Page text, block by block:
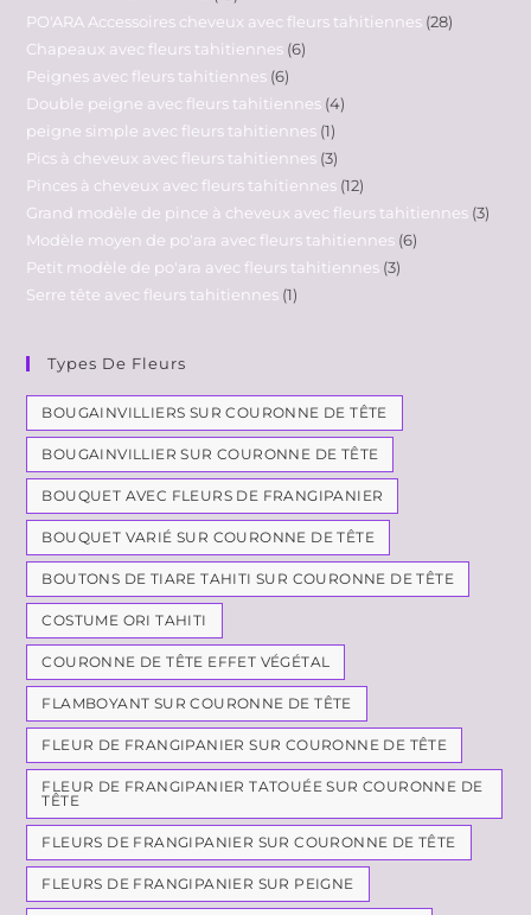
PO'ARA Accessoires cheveux avec fleurs tahitiennes 28
Chapeaux avec fleurs tahitiennes 6
Peignes avec fleurs tahitiennes 6
Double peigne avec fleurs tahitiennes 4
peigne simple avec fleurs tahitiennes 1
Pics à cheveux avec fleurs tahitiennes 3
Pinces à cheveux avec fleurs tahitiennes 12
Grand modèle de pince à cheveux avec fleurs tahitiennes 3
Modèle moyen de po'ara avec fleurs tahitiennes 6
Petit modèle de po'ara avec fleurs tahitiennes 3
Serre tête avec fleurs tahitiennes 1
Types De Fleurs
BOUGAINVILLIERS SUR COURONNE DE TÊTE
BOUGAINVILLIER SUR COURONNE DE TÊTE
BOUQUET AVEC FLEURS DE FRANGIPANIER
BOUQUET VARIÉ SUR COURONNE DE TÊTE
BOUTONS DE TIARE TAHITI SUR COURONNE DE TÊTE
COSTUME ORI TAHITI
COURONNE DE TÊTE EFFET VÉGÉTAL
FLAMBOYANT SUR COURONNE DE TÊTE
FLEUR DE FRANGIPANIER SUR COURONNE DE TÊTE
FLEUR DE FRANGIPANIER TATOUÉE SUR COURONNE DE
TÊTE
FLEURS DE FRANGIPANIER SUR COURONNE DE TÊTE
FLEURS DE FRANGIPANIER SUR PEIGNE